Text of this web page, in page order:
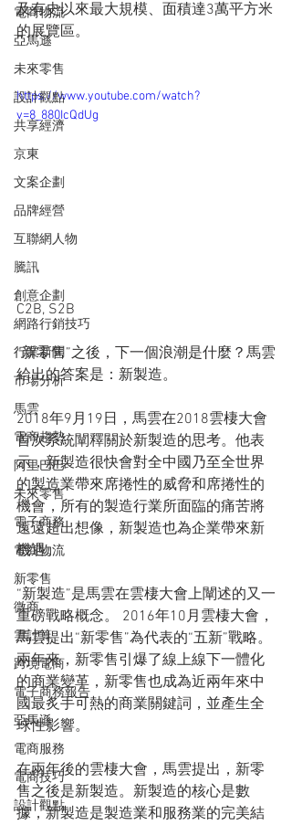
電商物流
亞馬遜
未來零售
設計觀點
共享經濟
京東
文案企劃
品牌經營
互聯網人物
騰訊
創意企劃
網路行銷技巧
行業新聞
市場分析
馬雲
電商趨勢
阿里巴巴
未來零售
電子商務
電商物流
新零售
微商
雲計算
跨境電商
電子商務報告
亞馬遜
電商服務
電商技巧
設計觀點
及有史以來最大規模、面積達3萬平方米
的展覽區。
https://www.youtube.com/watch?
v=8_880IcQdUg
C2B, S2B
“新零售”之後，下一個浪潮是什麼？馬雲
給出的答案是：新製造。
2018年9月19日，馬雲在2018雲棲大會
首次系統闡釋關於新製造的思考。他表
示，新製造很快會對全中國乃至全世界
的製造業帶來席捲性的威脅和席捲性的
機會，所有的製造行業所面臨的痛苦將
遠遠超出想像，新製造也為企業帶來新
機遇。
“新製造”是馬雲在雲棲大會上闡述的又一
重磅戰略概念。 2016年10月雲棲大會，
馬雲提出“新零售”為代表的“五新”戰略。
兩年來，新零售引爆了線上線下一體化
的商業變革，新零售也成為近兩年來中
國最炙手可熱的商業關鍵詞，並產生全
球性影響。
在兩年後的雲棲大會，馬雲提出，新零
售之後是新製造。新製造的核心是數
據，新製造是製造業和服務業的完美結